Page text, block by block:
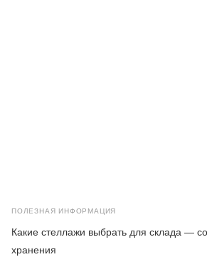
ПОЛЕЗНАЯ ИНФОРМАЦИЯ
Какие стеллажи выбрать для склада —
хранения